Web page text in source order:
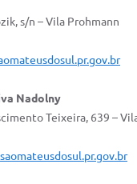
s/n – Vila Prohmann
Nadolny
Teixeira, 639 –